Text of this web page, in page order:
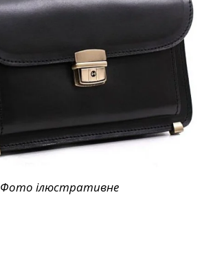
Фото ілюстративне